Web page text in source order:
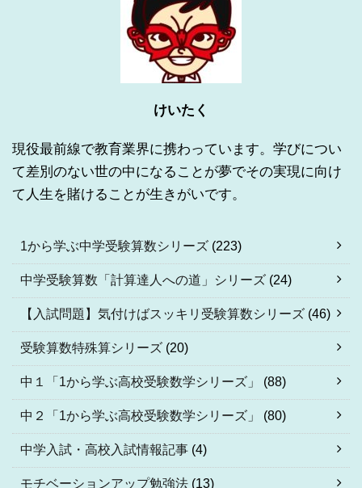
けいたく
現役最前線で教育業界に携わっています。学びについ
て差別のない世の中になることが夢でその実現に向け
て人生を賭けることが生きがいです。
1から学ぶ中学受験算数シリーズ (223)
中学受験算数「計算達人への道」シリーズ (24)
【入試問題】気付けばスッキリ受験算数シリーズ (46)
受験算数特殊算シリーズ (20)
中１「1から学ぶ高校受験数学シリーズ」 (88)
中２「1から学ぶ高校受験数学シリーズ」 (80)
中学入試・高校入試情報記事 (4)
モチベーションアップ勉強法 (13)